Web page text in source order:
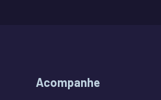
Acompanhe